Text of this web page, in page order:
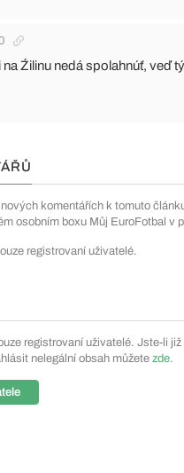
na Źilinu nedá spolahnúť, veď
komentářích k tomuto
osobním boxu Můj EuroFotbal v
registrovaní uživatelé.
registrovaní uživatelé. Jste-li
nelegální obsah můžete zde.